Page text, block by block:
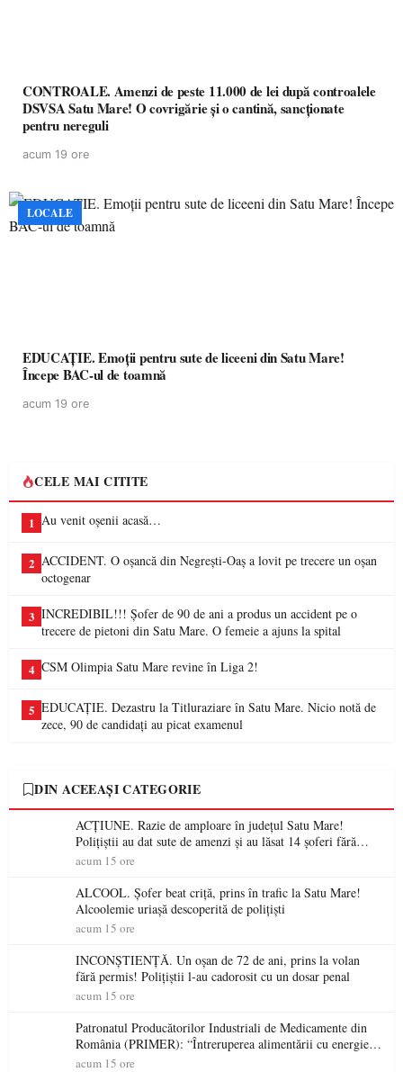
CONTROALE. Amenzi de peste 11.000 de lei după controalele
DSVSA Satu Mare! O covrigărie și o cantină, sancționate
pentru nereguli
acum 19 ore
LOCALE
EDUCAȚIE. Emoții pentru sute de liceeni din Satu Mare!
Începe BAC-ul de toamnă
acum 19 ore
CELE MAI CITITE
1 Au venit oșenii acasă…
2 ACCIDENT. O oșancă din Negrești-Oaș a lovit pe trecere un oșan
octogenar
3 INCREDIBIL!!! Șofer de 90 de ani a produs un accident pe o
trecere de pietoni din Satu Mare. O femeie a ajuns la spital
4 CSM Olimpia Satu Mare revine în Liga 2!
5 EDUCAȚIE. Dezastru la Titluraziare în Satu Mare. Nicio notă de
zece, 90 de candidați au picat examenul
DIN ACEEAȘI CATEGORIE
ACȚIUNE. Razie de amploare în județul Satu Mare!
Polițiștii au dat sute de amenzi și au lăsat 14 șoferi fără
permis într-o singură zi
acum 15 ore
ALCOOL. Șofer beat criță, prins în trafic la Satu Mare!
Alcoolemie uriașă descoperită de polițiști
acum 15 ore
INCONȘTIENȚĂ. Un oșan de 72 de ani, prins la volan
fără permis! Polițiștii l-au cadorosit cu un dosar penal
acum 15 ore
Patronatul Producătorilor Industriali de Medicamente din
România (PRIMER): “Întreruperea alimentării cu energie
electrică a fabricilor de medicamente va pune în pericol
acum 15 ore